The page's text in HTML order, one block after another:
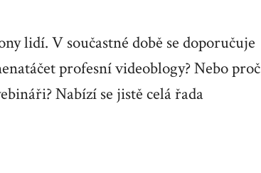
lidí. V součastné době se doporučuje
profesní videoblogy? Nebo proč
Nabízí se jistě celá řada